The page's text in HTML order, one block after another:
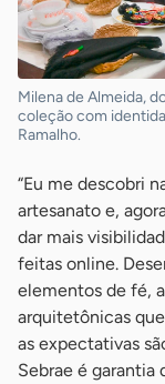
Milena de Almeida,
coleção com
Ramalho.
“Eu me descobri
artesanato e,
dar mais
feitas online.
elementos de fé,
arquitetônicas
as expectativas
Sebrae é garantia